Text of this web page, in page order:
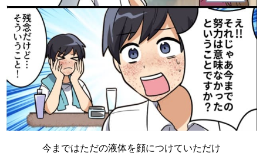
今まではただの液体を顔につけていただけ